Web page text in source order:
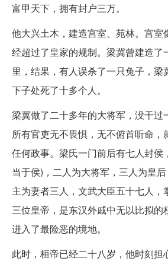
富甲天下，拥有封户三万。
他大兴土木，建造宫室、苑林。宫室
经超过了皇家的规制。梁冀曾建造了
里，结果，有人误杀了一只兔子，梁
下子处死了十多个人。
梁冀做了二十多年的大将军，没干过
所有官吏无不畏惧，无不俯首听命，
任何政事。梁氏一门前后有七人封侯
当于侯)，二人为大将军，三人为皇
主为妻者三人，文武大臣五十七人，
三位皇帝，是东汉外戚中无以比拟的
进入了最险恶的境地。
此时，桓帝已经二十八岁，他时刻担